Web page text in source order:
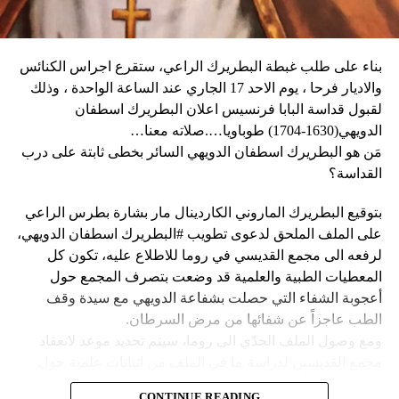
ماكرون لمناسبة أولمبياد باريس هذا الصيف.
نداء الوطن
عندما رأوا عصابته تحمل أسلحة، وقال إنهم يريدون فقط الإطاحة
وحاولت مجموعة من أفراد العصابات المدججين بالسلاح، يوم
الإثنين، السيطرة على مطار توسان لوفرتور الدولي، الأكبر في
البلاد، وتبادلوا إطلاق النار مع الشرطة والجنود، مما أدى إلى
إلغاء جميع الرحلات الداخلية والدولية.
ألف شخص من منازلهم منذ عطلة نهاية الأسبوع بسبب أعمال
العنف.
وقال رجل من هايتي يدعى نيكولا لوكالة رويترز للأنباء: “أجبرتنا
العصابات المسلحة على ترك منازلنا. دمروا بيوتنا ونحن الآن في
ومنذ أن غادر نيكولا منزله، يعيش الآن في مخيم، ويقول إنه يشعر
بناء على طلب غبطة البطريرك الراعي، ستقرع اجراس الكنائس
والاديار فرحا ، يوم الاحد 17 الجاري عند الساعة الواحدة ، وذلك
لقبول قداسة البابا فرنسيس اعلان البطريرك اسطفان
الدويهي(1630-1704) طوباويا….صلاته معنا…
مَن هو البطريرك اسطفان الدويهي السائر بخطى ثابتة على درب
القداسة؟
بتوقيع البطريرك الماروني الكاردينال مار بشارة بطرس الراعي
على الملف الملحق لدعوى تطويب #البطريرك اسطفان الدويهي،
لرفعه الى مجمع القديسي في روما للاطلاع عليه، تكون كل
المعطيات الطبية والعلمية قد وضعت بتصرف المجمع حول
أعجوبة الشفاء التي حصلت بشفاعة الدويهي مع سيدة وقف
الطب عاجزاً عن شفائها من مرض السرطان.
ومع وصول الملف الجدّي الى روما، سيتم تحديد موعد لانعقاد
الشفاء، على أن يتّخذ القرار بطوباوية البطريرك الدويهي من البابا